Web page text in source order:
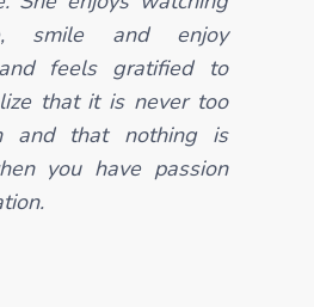
smile and enjoy
feels gratified to
that it is never too
and that nothing is
you have passion